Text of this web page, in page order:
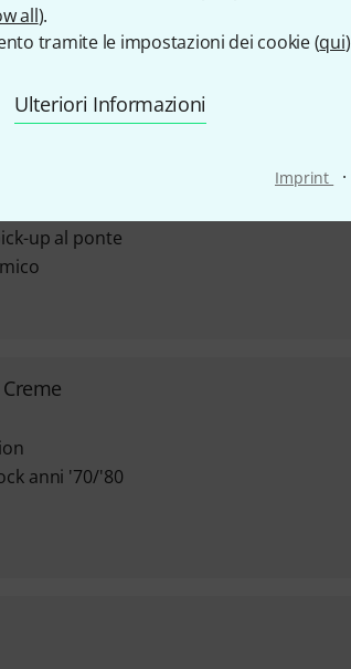
all).
tramite le impostazioni dei cookie (qui)
Ulteriori Informazioni
Imprint ·
up al ponte
anni '70/'80